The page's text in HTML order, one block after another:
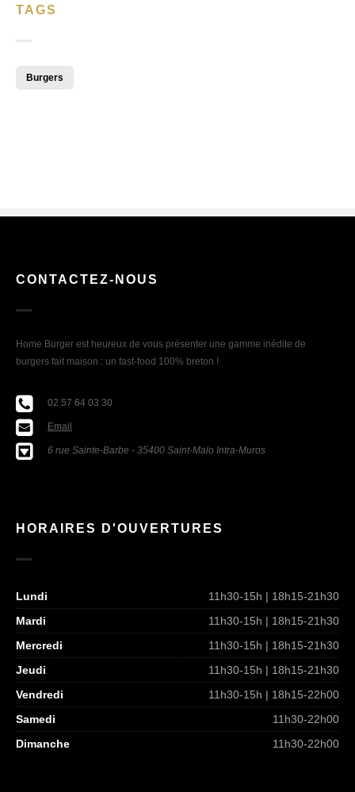
TAGS
Burgers
CONTACTEZ-NOUS
Home Burger est heureux de vous présenter une gamme inédite de
burgers fait maison : un fast-food 100% breton !
02 57 64 03 30
Email
6 rue Sainte-Barbe - 35400 Saint-Malo Intra-Muros
HORAIRES D'OUVERTURES
Lundi
11h30-15h | 18h15-21h30
Mardi
11h30-15h | 18h15-21h30
Mercredi
11h30-15h | 18h15-21h30
Jeudi
11h30-15h | 18h15-21h30
Vendredi
11h30-15h | 18h15-22h00
Samedi
11h30-22h00
Dimanche
11h30-22h00